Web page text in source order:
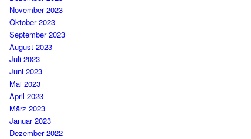
November 2023
Oktober 2023
September 2023
August 2023
Juli 2023
Juni 2023
Mai 2023
April 2023
März 2023
Januar 2023
Dezember 2022